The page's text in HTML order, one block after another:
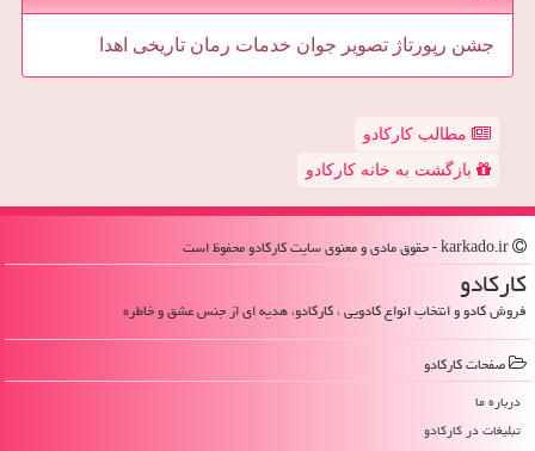
جشن رپورتاژ تصویر جوان خدمات رمان تاریخی اهدا
مطالب کارکادو
بازگشت به خانه کارکادو
كاركادو
فروش کادو و انتخاب انواع کادویی ، کارکادو، هدیه ای از جنس عشق و خاطره
صفحات كاركادو
درباره ما
تبلیغات در كاركادو